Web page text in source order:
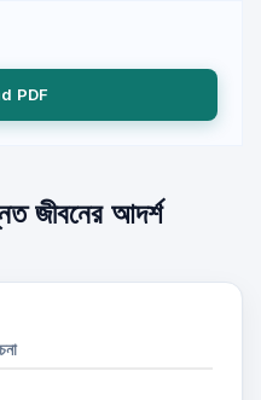
PDF
জীবনের আদর্শ